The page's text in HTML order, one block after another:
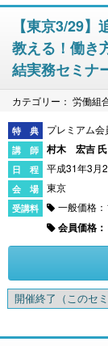
【東京3/29
教える！働き
結実務セミナ
カテゴリー： 労働組
プレミアム会
村木 宏吉 氏
平成31年3月
東京
一般価格：
会員価格：
開催終了 （このセ